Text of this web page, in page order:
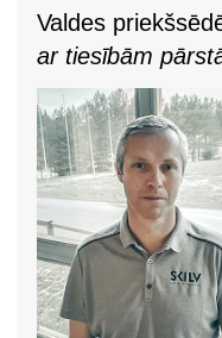
Valdes
ar tiesībām